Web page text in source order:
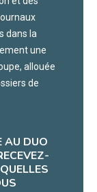
dans la
une
allouée
de
AU DUO